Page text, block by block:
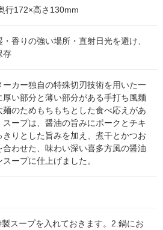
行172×高さ130mm
香りの強い場所・直射日光を避け、
存
ーカー独自の特殊切刃技術を用いた一
厚い部分と薄い部分がある手打ち風麺
麺のためもちもちとした食べ応えがあ
スープは、醤油の旨みにポークとチキ
きりとした旨みを加え、煮干とかつお
合わせた、味わい深い喜多方風の醤油
スープに仕上げました。
スープを入れておきます。2.鍋にお